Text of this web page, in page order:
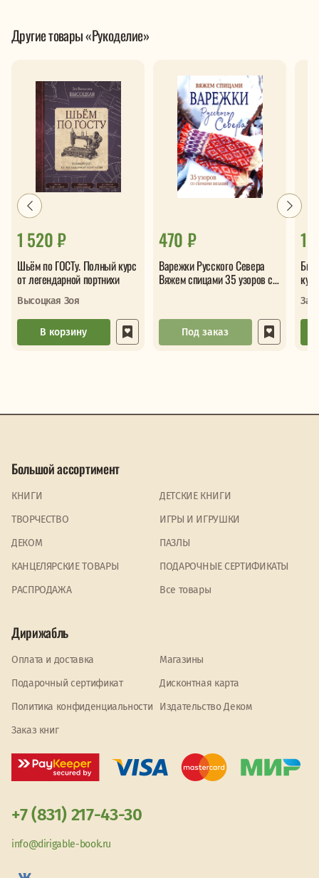
Другие товары «Рукоделие»
1 520 ₽
Шьём по ГОСТу. Полный курс
от легендарной портнихи
Высоцкая Зоя
В корзину
470 ₽
Варежки Русского Севера
Вяжем спицами 35 узоров со
Под заказ
1
бисером
Большой ассортимент
КНИГИ
ДЕТСКИЕ КНИГИ
ТВОРЧЕСТВО
ИГРЫ И ИГРУШКИ
ДЕКОМ
ПАЗЛЫ
КАНЦЕЛЯРСКИЕ ТОВАРЫ
ПОДАРОЧНЫЕ СЕРТИФИКАТЫ
PАСПРОДАЖА
Все товары
Дирижабль
Оплата и доставка
Магазины
Подарочный сертификат
Дисконтная карта
Политика конфиденциальности
Издательство Деком
Заказ книг
+7 (831) 217-43-30
info@dirigable-book.ru